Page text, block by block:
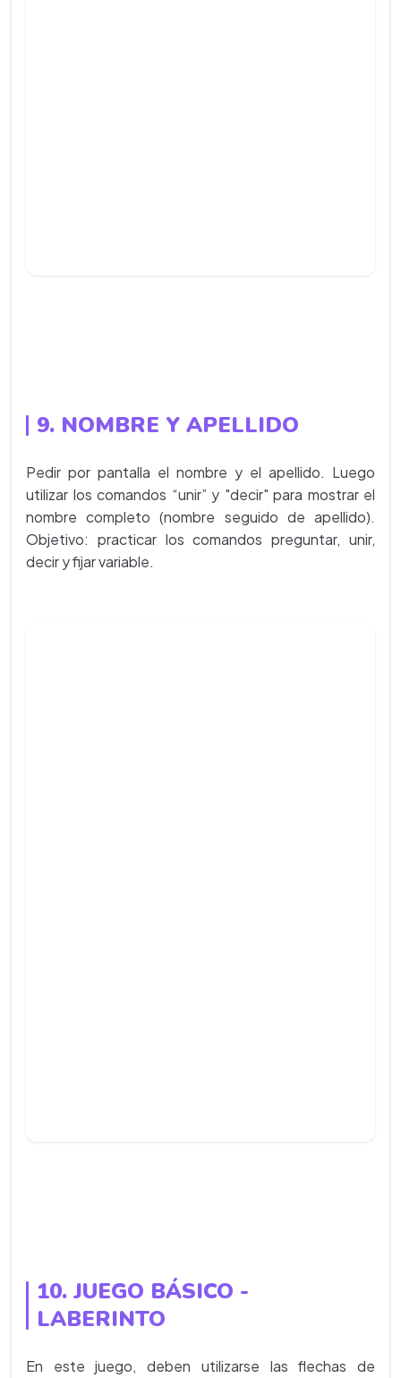
9. NOMBRE Y APELLIDO
Pedir por pantalla el nombre y el apellido. Luego
utilizar los comandos “unir” y "decir" para mostrar el
nombre completo (nombre seguido de apellido).
Objetivo: practicar los comandos preguntar, unir,
decir y fijar variable.
10. JUEGO BÁSICO -
LABERINTO
En este juego, deben utilizarse las flechas de